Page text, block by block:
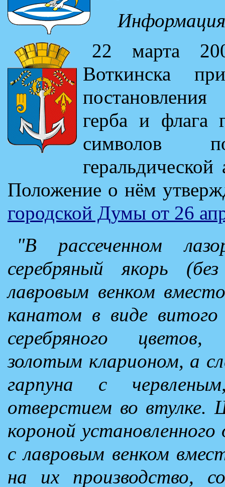
22 марта
Воткинска
герба и флага
символов
Положение о нём
городской Думы от 26
"В рассеченном
серебряный якорь
лавровым венком
канатом в виде
серебряного
золотым кларионом, а
гарпуна с
отверстием во втулке.
короной
с лавровым венком
на их производство,